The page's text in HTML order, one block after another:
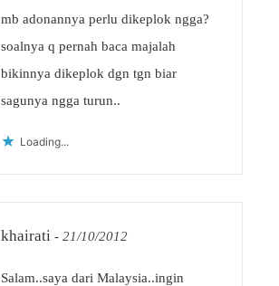
mb adonannya perlu dikeplok ngga?
soalnya q pernah baca majalah
bikinnya dikeplok dgn tgn biar
sagunya ngga turun..
Loading...
khairati - 21/10/2012
Salam..saya dari Malaysia..ingin